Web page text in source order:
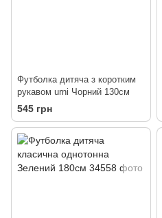
Футболка дитяча з коротким
рукавом urni Чорний 130см
545 грн